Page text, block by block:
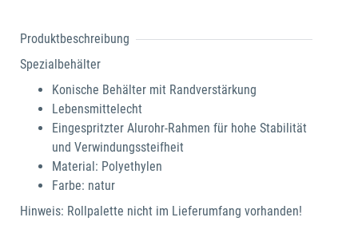
Produktbeschreibung
Spezialbehälter
Konische Behälter mit Randverstärkung
Lebensmittelecht
Eingespritzter Alurohr-Rahmen für hohe Stabilität
und Verwindungssteifheit
Material: Polyethylen
Farbe: natur
Hinweis: Rollpalette nicht im Lieferumfang vorhanden!